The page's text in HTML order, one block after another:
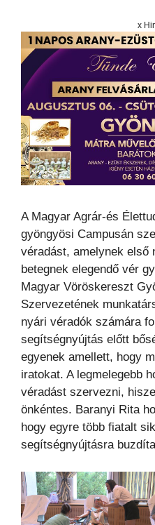
x
A Magyar Agrár-és
gyöngyösi Campusán
véradást, amelynek első
betegnek elegendő vér
Magyar Vöröskereszt
Szervezetének
nyári véradók számára
segítségnyújtás előtt
egyenek amellett, hogy
iratokat. A legmelegebb
véradást szervezni,
önkéntes. Baranyi Rita
hogy egyre több fiatalt
segítségnyújtásra